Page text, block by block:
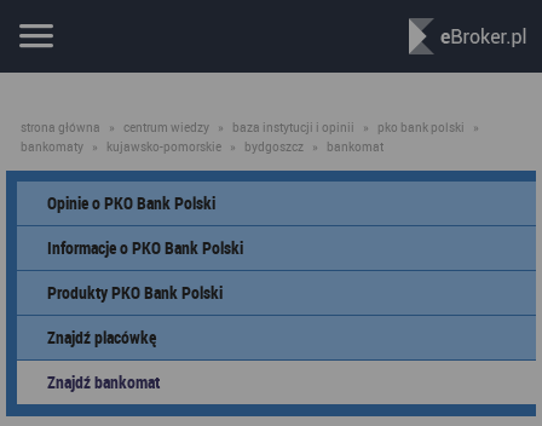
strona główna » centrum wiedzy » baza instytucji i opinii » pko bank polski
»
bankomaty » kujawsko-pomorskie » bydgoszcz » bankomat
Opinie o PKO Bank Polski
Informacje o PKO Bank Polski
Produkty PKO Bank Polski
Znajdź placówkę
Znajdź bankomat